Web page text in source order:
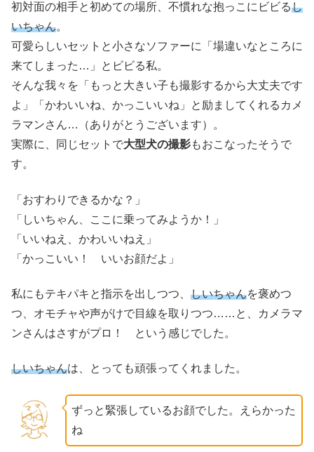
初対面の相手と初めての場所、不慣れな抱っこにビビるし
いちゃん。
可愛らしいセットと小さなソファーに「場違いなところに
来てしまった…」とビビる私。
そんな我々を「もっと大きい子も撮影するから大丈夫です
よ」「かわいいね、かっこいいね」と励ましてくれるカメ
ラマンさん…（ありがとうございます）。
実際に、同じセットで大型犬の撮影もおこなったそうで
す。
「おすわりできるかな？」
「しいちゃん、ここに乗ってみようか！」
「いいねえ、かわいいねえ」
「かっこいい！ いいお顔だよ」
私にもテキパキと指示を出しつつ、 しいちゃんを褒めつ
つ、オモチャや声がけで目線を取りつつ……と、カメラマ
ンさんはさすがプロ！ という感じでした。
しいちゃんは、とっても頑張ってくれました。
ずっと緊張しているお顔でした。えらかった
ね